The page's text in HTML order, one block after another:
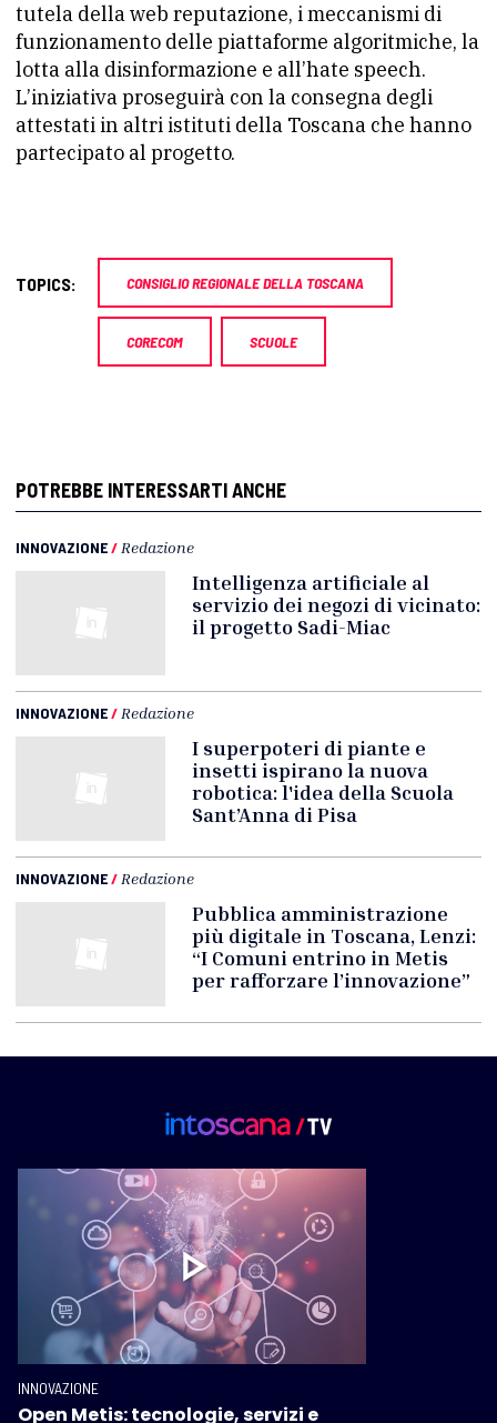
tutela della web reputazione, i meccanismi di
funzionamento delle piattaforme algoritmiche, la
lotta alla disinformazione e all’hate speech.
L’iniziativa proseguirà con la consegna degli
attestati in altri istituti della Toscana che hanno
partecipato al progetto.
TOPICS: CONSIGLIO REGIONALE DELLA TOSCANA
CORECOM SCUOLE
POTREBBE INTERESSARTI ANCHE
INNOVAZIONE/ Redazione
Intelligenza artificiale al
servizio dei negozi di vicinato:
il progetto Sadi-Miac
INNOVAZIONE/ Redazione
I superpoteri di piante e
insetti ispirano la nuova
robotica: l'idea della Scuola
Sant’Anna di Pisa
INNOVAZIONE/ Redazione
Pubblica amministrazione
più digitale in Toscana, Lenzi:
“I Comuni entrino in Metis
per rafforzare l’innovazione”
INNOVAZIONE
Open Metis: tecnologie, servizi e